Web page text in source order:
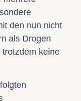
den nun nicht
als Drogen
keine